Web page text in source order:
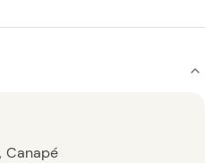
Canapé